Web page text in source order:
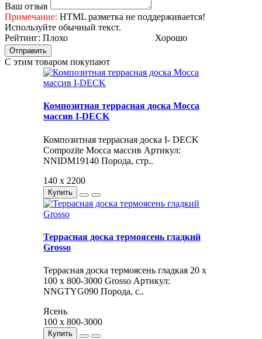
Ваш отзыв
Примечание: HTML разметка не поддерживается!
Используйте обычный текст.
Рейтинг: Плохо Хорошо
Отправить
С этим товаром покупают
Композитная террасная доска Мocca
массив I-DECK
Композитная террасная доска I- DECK
Compozite Мocca массив Артикул:
NNIDM19140 Порода, стр..
140 x 2200
Купить
Террасная доска термоясень гладкий
Grosso
Террасная доска термоясень гладкая 20 x
100 x 800-3000 Grosso Артикул:
NNGTYG090 Порода, с..
Ясень
100 x 800-3000
Купить